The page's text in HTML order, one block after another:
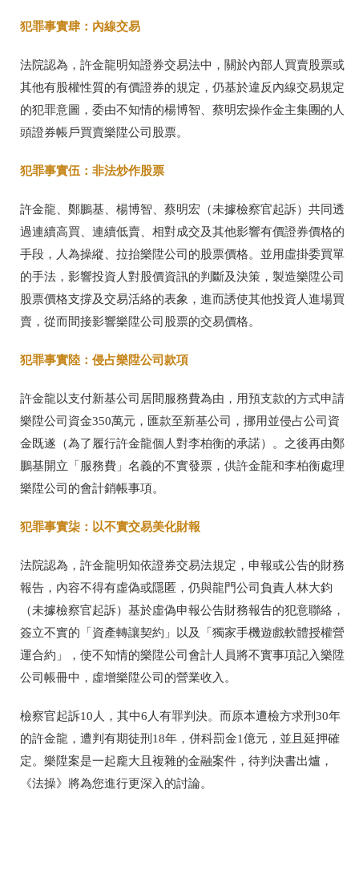
犯罪事實肆 ： 內線交易
法院認為，許金龍明知證券交易法中，關於內部人買賣股票或
其他有股權性質的有價證券的規定，仍基於違反內線交易規定
的犯罪意圖，委由不知情的楊博智、蔡明宏操作金主集團的人
頭證券帳戶買賣樂陞公司股票。
犯罪事實伍：非法炒作股票
許金龍、鄭鵬基、楊博智、蔡明宏（未據檢察官起訴）共同透
過連續高買、連續低賣、相對成交及其他影響有價證券價格的
手段，人為操縱、拉抬樂陞公司的股票價格。並用虛掛委買單
的手法，影響投資人對股價資訊的判斷及決策，製造樂陞公司
股票價格支撐及交易活絡的表象，進而誘使其他投資人進場買
賣，從而間接影響樂陞公司股票的交易價格。
犯罪事實陸 ： 侵占樂陞公司款項
許金龍以支付新基公司居間服務費為由，用預支款的方式申請
樂陞公司資金350萬元，匯款至新基公司，挪用並侵占公司資
金既遂（為了履行許金龍個人對李柏衡的承諾）。之後再由鄭
鵬基開立「服務費」名義的不實發票，供許金龍和李柏衡處理
樂陞公司的會計銷帳事項。
犯罪事實柒 ： 以不實交易美化財報
法院認為，許金龍明知依證券交易法規定，申報或公告的財務
報告，內容不得有虛偽或隱匿，仍與龍門公司負責人林大鈞
（未據檢察官起訴）基於虛偽申報公告財務報告的犯意聯絡，
簽立不實的「資產轉讓契約」以及「獨家手機遊戲軟體授權營
運合約」，使不知情的樂陞公司會計人員將不實事項記入樂陞
公司帳冊中，虛增樂陞公司的營業收入。
檢察官起訴10人，其中6人有罪判決。而原本遭檢方求刑30年
的許金龍，遭判有期徒刑18年，併科罰金1億元，並且延押確
定。樂陞案是一起龐大且複雜的金融案件，待判決書出爐，
《法操》將為您進行更深入的討論。